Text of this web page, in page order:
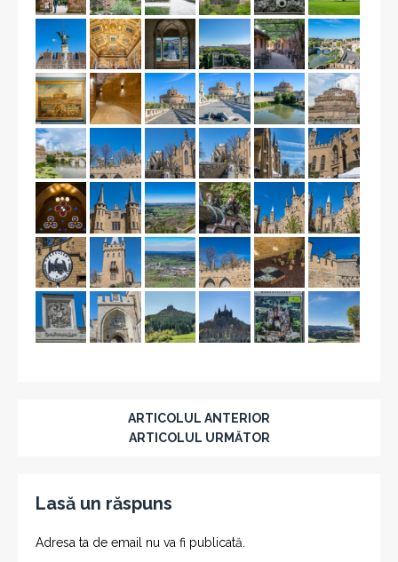
ARTICOLUL ANTERIOR
ARTICOLUL URMĂTOR
Lasă un răspuns
Adresa ta de email nu va fi publicată.